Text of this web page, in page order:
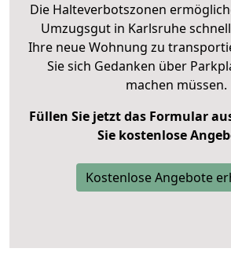
Die Halteverbotszonen
Umzugsgut in Karlsruhe
Ihre neue Wohnung zu
Sie sich Gedanken über
machen müssen.
Füllen Sie jetzt das Formular
Sie kostenlose
Kostenlose Angebote